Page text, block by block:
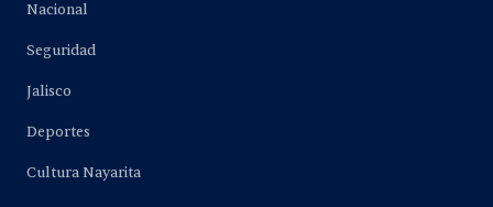
Nacional
Seguridad
Jalisco
Deportes
Cultura Nayarita